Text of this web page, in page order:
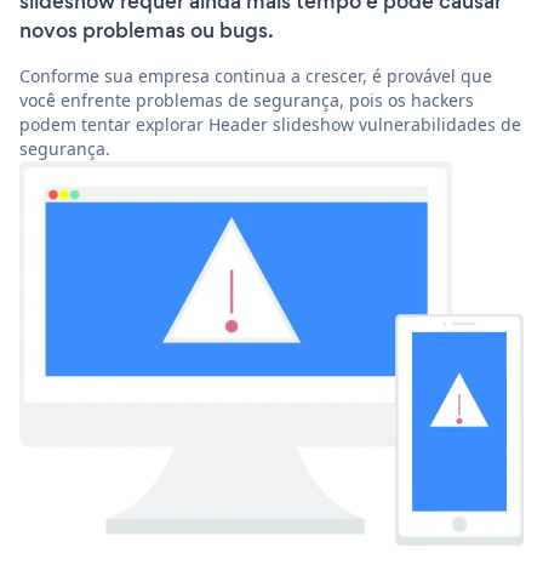
novos problemas ou bugs.
Conforme sua empresa continua a crescer, é provável que
você enfrente problemas de segurança, pois os hackers
podem tentar explorar Header slideshow vulnerabilidades de
segurança.